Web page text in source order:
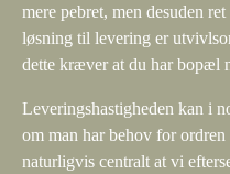
mere pebret, men desuden
løsning til levering er
dette kræver at du har bopæl
Leveringshastigheden kan i
om man har behov for
naturligvis centralt at vi